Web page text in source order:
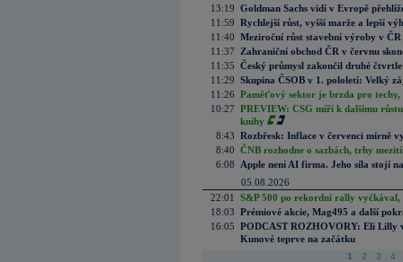
13:19 Goldman Sachs vidí v Evropě
11:59 Rychlejší růst, vyšší marže a lepší
11:40 Meziroční růst stavební výroby v
11:37
Zahraniční obchod ČR v červnu
11:35 Český průmysl zakončil druhé
11:29 Skupina ČSOB v 1. pololetí: Velký
11:26 Paměťový sektor je brzda pro techy,
10:27 PREVIEW: CSG míří k dalšímu
knihy
8:43 Rozbřesk: Inflace v červenci mírně
8:40 ČNB rozhodne o sazbách, trhy
6:08
Apple není AI firma. Jeho síla stojí
05.08.2026
22:01
S&P 500 po rekordní rally vyčkával,
18:03 Prémiové akcie, Mag495 a další
16:05 PODCAST ROZHOVORY: Eli Lilly
Kunové teprve na začátku
1 2 3 4